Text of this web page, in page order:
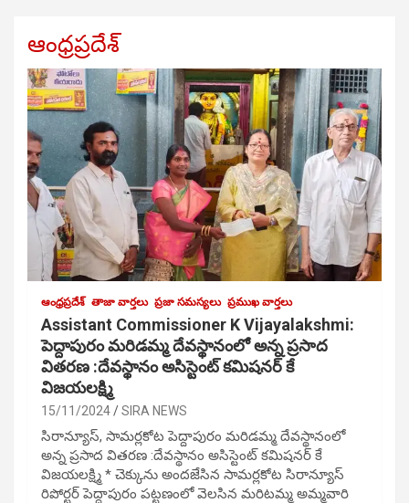
ఆంధ్రప్రదేశ్
ఆంధ్రప్రదేశ్ తాజా వార్తలు ప్రజా సమస్యలు ప్రముఖ వార్తలు
Assistant Commissioner K Vijayalakshmi:
పెద్దాపురం మరిడమ్మ దేవస్థానంలో అన్న ప్రసాద
వితరణ :దేవస్థానం అసిస్టెంట్ కమిషనర్ కే
విజయలక్ష్మి
15/11/2024 SIRA NEWS
సిరాన్యూస్, సామర్లకోట పెద్దాపురం మరిడమ్మ దేవస్థానంలో
అన్న ప్రసాద వితరణ :దేవస్థానం అసిస్టెంట్ కమిషనర్ కే
విజయలక్ష్మి * చెక్కును అందజేసిన సామర్లకోట సిరాన్యూస్
రిపోర్టర్ పెద్దాపురం పట్టణంలో వెలసిన మరిటమ్మ అమ్మవారి